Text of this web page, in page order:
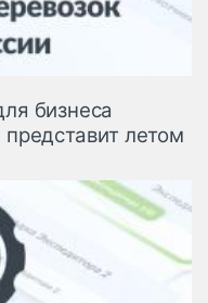
бизнеса
представит летом